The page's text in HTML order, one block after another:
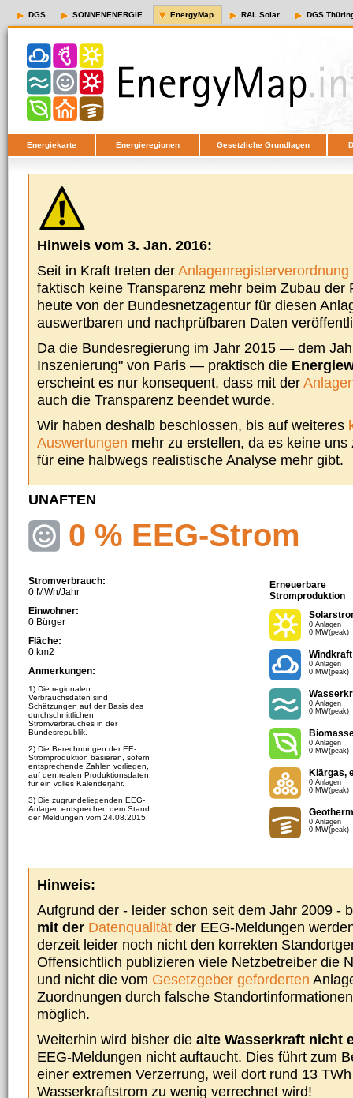
DGS SONNENENERGIE EnergyMap RAL Solar DGS
Energiekarte Energieregionen Gesetzliche Grundlagen
Hinweis vom 3. Jan. 2016:
Seit in Kraft treten derAnlagenregisterverordnung
faktisch keine Transparenz mehr beim Zubau der
heute von der Bundesnetzagentur für diesen
auswertbaren und nachprüfbaren Daten
Da die Bundesregierung im Jahr 2015 — dem
Inszenierung" von Paris — praktisch die
erscheint es nur konsequent, dass mit der
auch die Transparenz beendet wurde.
Wir haben deshalb beschlossen, bis auf weiteres
Auswertungen mehr zu erstellen, da es keine
für eine halbwegs realistische Analyse mehr gibt.
UNAFTEN
0 % EEG-Strom
Stromverbrauch:
0 MWh/Jahr
Einwohner:
0 Bürger
Fläche:
0 km2
Anmerkungen:
1) Die regionalen
Verbrauchsdaten sind
Schätzungen auf der Basis des
durchschnittlichen
Stromverbrauches in der
Bundesrepublik.
2) Die Berechnungen der EE-
Stromproduktion basieren, sofern
entsprechende Zahlen vorliegen,
auf den realen Produktionsdaten
für ein volles Kalenderjahr.
3) Die zugrundeliegenden EEG-
Anlagen entsprechen dem Stand
der Meldungen vom 24.08.2015.
Erneuerbare
Stromproduktion
0 Anlagen
0 MW(peak)
Windkraft
0 Anlagen
0 MW(peak)
0 Anlagen
0 MW(peak)
0 Anlagen
0 MW(peak)
Klärgas,
0 Anlagen
0 MW(peak)
0 Anlagen
0 MW(peak)
Hinweis:
Aufgrund der - leider schon seit dem Jahr 2009 -
mit der Datenqualität der EEG-Meldungen
derzeit leider noch nicht den korrekten
Offensichtlich publizieren viele Netzbetreiber die
und nicht die vom Gesetzgeber geforderten
Zuordnungen durch falsche
möglich.
Weiterhin wird bisher die alte Wasserkraft nicht
EEG-Meldungen nicht auftaucht. Dies führt zum
einer extremen Verzerrung, weil dort rund 13
Wasserkraftstrom zu wenig verrechnet wird!